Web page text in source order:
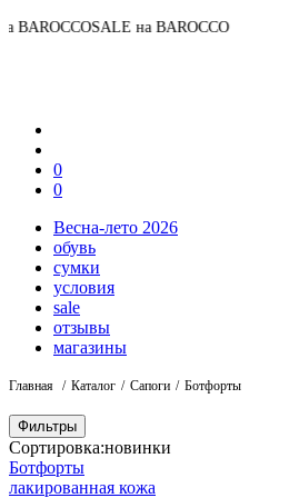
SALE на BAROCCO
0
0
Весна-лето 2026
обувь
сумки
условия
sale
отзывы
магазины
Главная Каталог Сапоги Ботфорты
Фильтры
Сортировка:новинки
Ботфорты
лакированная кожа